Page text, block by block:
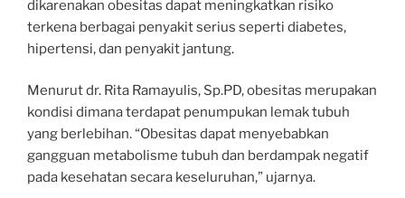
dikarenakan obesitas dapat meningkatkan risiko
terkena berbagai penyakit serius seperti diabetes,
hipertensi, dan penyakit jantung.
Menurut dr. Rita Ramayulis, Sp.PD, obesitas merupakan
kondisi dimana terdapat penumpukan lemak tubuh
yang berlebihan. “Obesitas dapat menyebabkan
gangguan metabolisme tubuh dan berdampak negatif
pada kesehatan secara keseluruhan,” ujarnya.